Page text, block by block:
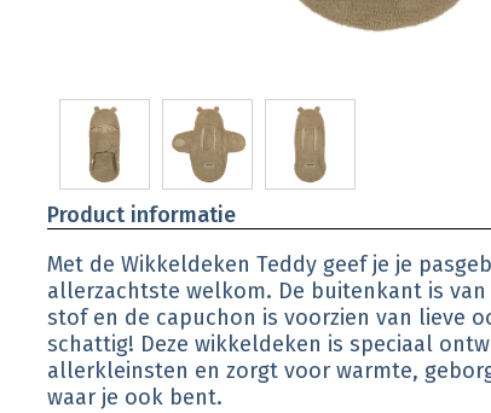
Product informatie
Met de Wikkeldeken Teddy geef je je
allerzachtste welkom. De buitenkant is
stof en de capuchon is voorzien van lieve
schattig! Deze wikkeldeken is speciaal
allerkleinsten en zorgt voor warmte,
waar je ook bent.